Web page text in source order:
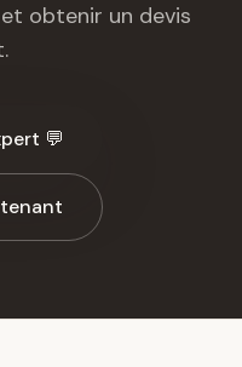
obtenir un devis
💬